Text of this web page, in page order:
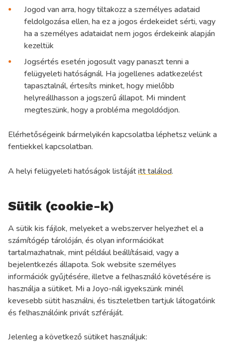
Jogod van arra, hogy tiltakozz a személyes adataid
feldolgozása ellen, ha ez a jogos érdekeidet sérti, vagy
ha a személyes adataidat nem jogos érdekeink alapján
kezeltük
Jogsértés esetén jogosult vagy panaszt tenni a
felügyeleti hatóságnál. Ha jogellenes adatkezelést
tapasztalnál, értesíts minket, hogy mielőbb
helyreállhasson a jogszerű állapot. Mi mindent
megteszünk, hogy a probléma megoldódjon.
Elérhetőségeink bármelyikén kapcsolatba léphetsz velünk a
fentiekkel kapcsolatban.
A helyi felügyeleti hatóságok listájátitt találod.
Sütik (cookie-k)
A sütik kis fájlok, melyeket a webszerver helyezhet el a
számítógép tárolóján, és olyan információkat
tartalmazhatnak, mint például beállításaid, vagy a
bejelentkezés állapota. Sok website személyes
információk gyűjtésére, illetve a felhasználó követésére is
használja a sütiket. Mi a Joyo-nál igyekszünk minél
kevesebb sütit használni, és tiszteletben tartjuk látogatóink
és felhasználóink privát szféráját.
Jelenleg a következő sütiket használjuk: